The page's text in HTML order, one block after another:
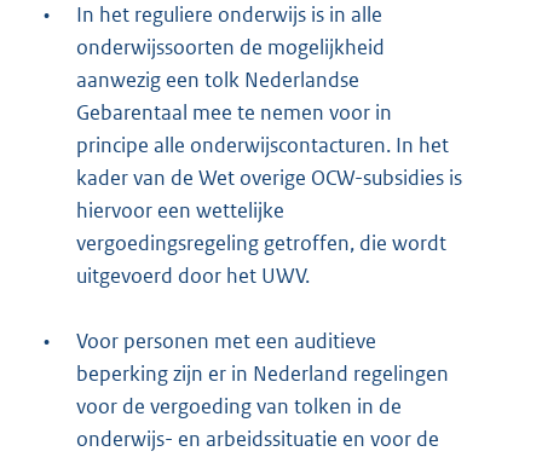
•
In het reguliere onderwijs is in alle
onderwijssoorten de mogelijkheid
aanwezig een tolk Nederlandse
Gebarentaal mee te nemen voor in
principe alle onderwijscontacturen. In het
kader van de Wet overige OCW-subsidies is
hiervoor een wettelijke
vergoedingsregeling getroffen, die wordt
uitgevoerd door het UWV.
•
Voor personen met een auditieve
beperking zijn er in Nederland regelingen
voor de vergoeding van tolken in de
onderwijs- en arbeidssituatie en voor de